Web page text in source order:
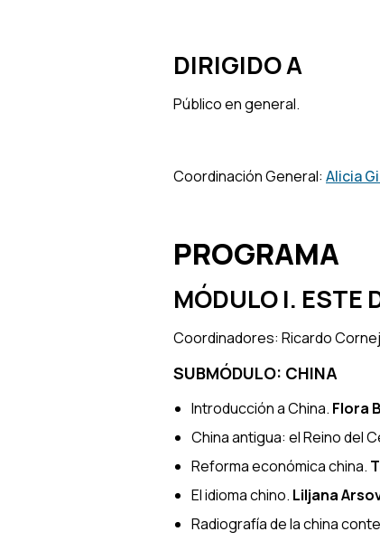
DIRIGIDO A
Público en general.
Coordinación General: Alicia
PROGRAMA
MÓDULO I. ESTE
Coordinadores: Ricardo
SUBMÓDULO: CHINA
Introducción a China. Flora
China antigua: el Reino del
Reforma económica china.
El idioma chino. Liljana
Radiografía de la china